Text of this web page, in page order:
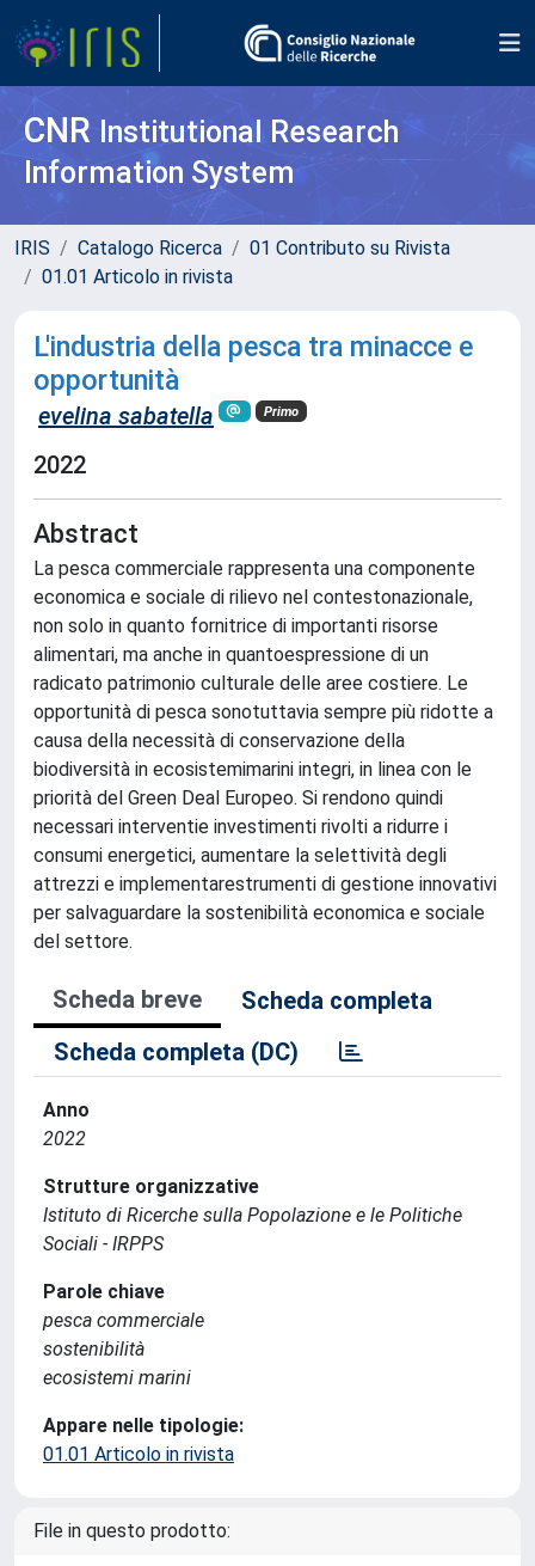
CNR Institutional Research
Information System
IRIS Catalogo Ricerca
01 Contributo su Rivista
01.01 Articolo in rivista
L'industria della pesca tra minacce e
opportunità
evelina sabatella Primo
2022
Abstract
La pesca commerciale rappresenta una componente
economica e sociale di rilievo nel contestonazionale,
non solo in quanto fornitrice di importanti risorse
alimentari, ma anche in quantoespressione di un
radicato patrimonio culturale delle aree costiere. Le
opportunità di pesca sonotuttavia sempre più ridotte a
causa della necessità di conservazione della
biodiversità in ecosistemimarini integri, in linea con le
priorità del Green Deal Europeo. Si rendono quindi
necessari interventie investimenti rivolti a ridurre i
consumi energetici, aumentare la selettività degli
attrezzi e implementarestrumenti di gestione innovativi
per salvaguardare la sostenibilità economica e sociale
del settore.
Scheda breve
Scheda completa
Scheda completa (DC)
Anno
2022
Strutture organizzative
Istituto di Ricerche sulla Popolazione e le Politiche
Sociali - IRPPS
Parole chiave
pesca commerciale
sostenibilità
ecosistemi marini
Appare nelle tipologie:
01.01 Articolo in rivista
File in questo prodotto: